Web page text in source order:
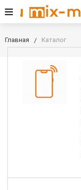
Главная Каталог